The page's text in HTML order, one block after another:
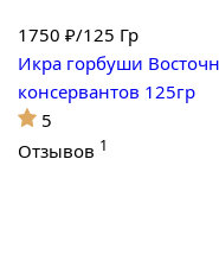
1750 ₽/125 Гр
Икра горбуши
консервантов 125гр
5
Отзывов 1